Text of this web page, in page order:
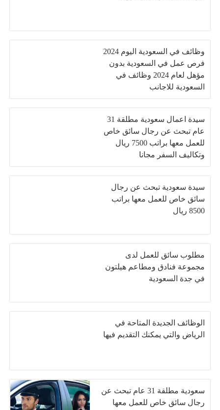
وظائف في السعودية اليوم 2024
فرص عمل في السعودية بدون
مؤهل لعام 2024 وظائف في
السعودية للاجانب
سيدة اعمال سعودية مطلقة 31
عام تبحث عن رجال سائق خاص
للعمل معها براتب 7500 ريال
وتكاليف السفر مجانا
سيدة سعودية تبحث عن رجال
سائق خاص للعمل معها براتب
8500 ريال
مطلوب سائق للعمل لدى
مجموعة فنادق ومطاعم هيلتون
في جدة السعودية
الوظائف الجديدة المتاحة في
الرياض والتي يمكنك التقديم فيها
سعودية مطلقة 31 عام تبحث عن
رجال سائق خاص للعمل معها